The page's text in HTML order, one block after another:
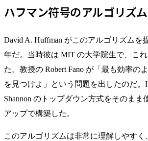
ハフマン符号のアルゴリズム
David A. Huffman がこのアルゴリズムを
年だ。当時彼は MIT の大学院生で、こ
た。教授の Robert Fano が「最も効率の
を見つけよ」という問題を出したのだ。
Shannon のトップダウン方式をそのまま
アップで構築した。
このアルゴリズムは非常に理解しやすく